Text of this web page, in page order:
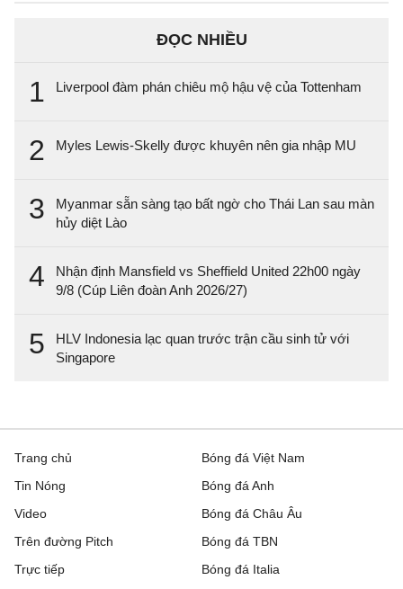
ĐỌC NHIỀU
1 Liverpool đàm phán chiêu mộ hậu vệ của Tottenham
2 Myles Lewis-Skelly được khuyên nên gia nhập MU
3
Myanmar sẵn sàng tạo bất ngờ cho Thái Lan sau màn
hủy diệt Lào
4
Nhận định Mansfield vs Sheffield United 22h00 ngày
9/8 (Cúp Liên đoàn Anh 2026/27)
5
HLV Indonesia lạc quan trước trận cầu sinh tử với
Singapore
Trang chủ
Tin Nóng
Video
Trên đường Pitch
Trực tiếp
Bóng đá Việt Nam
Bóng đá Anh
Bóng đá Châu Âu
Bóng đá TBN
Bóng đá Italia